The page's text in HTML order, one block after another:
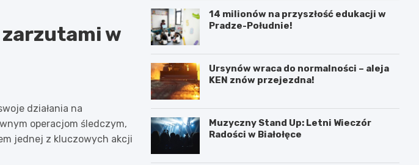
w
działania na
operacjom śledczym,
jednej z kluczowych akcji
14 milionów na przyszłość edukacji w
Pradze-Południe!
Ursynów wraca do normalności – aleja
KEN znów przejezdna!
Muzyczny Stand Up: Letni Wieczór
Radości w Białołęce